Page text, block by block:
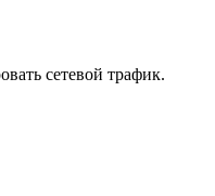
сетевой трафик.